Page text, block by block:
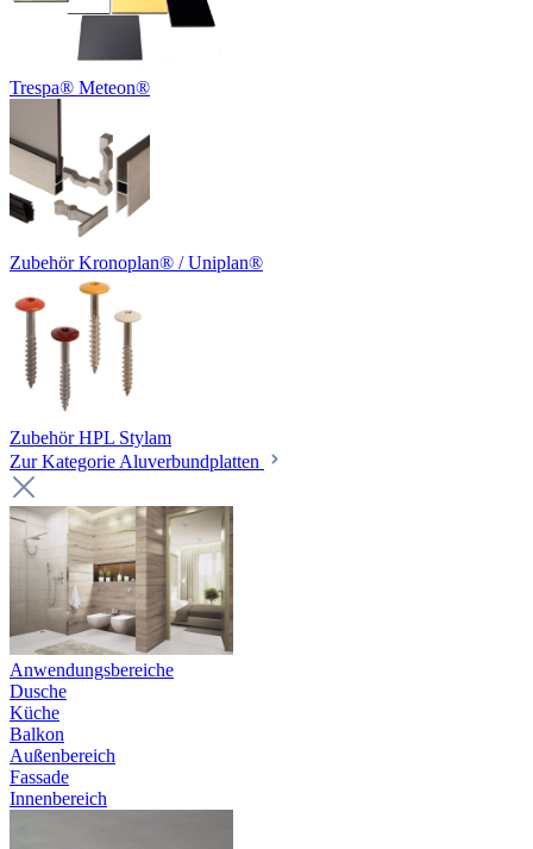
Trespa® Meteon®
Zubehör Kronoplan® / Uniplan®
Zubehör HPL Stylam
Zur Kategorie Aluverbundplatten
Anwendungsbereiche
Dusche
Küche
Balkon
Außenbereich
Fassade
Innenbereich